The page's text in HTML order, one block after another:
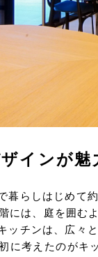
インが魅
暮らしはじめて
には、庭を囲む
ッチンは、広々
に考えたのが